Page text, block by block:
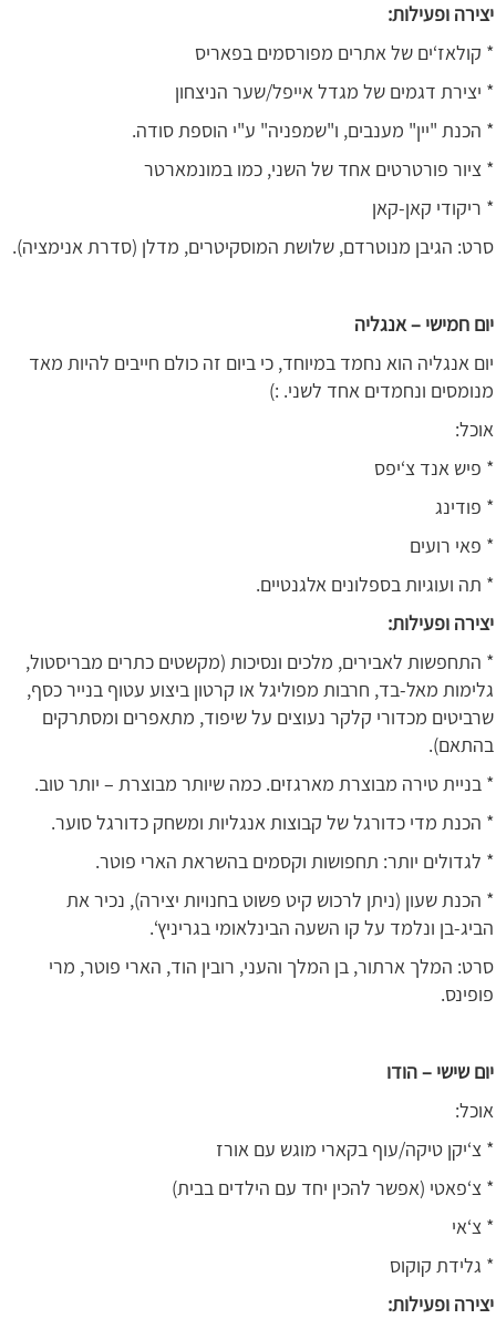
יצירה ופעילות:
* קולאז‘ים של אתרים מפורסמים בפאריס
* יצירת דגמים של מגדל אייפל/שער הניצחון
* הכנת "יין" מענבים, ו"שמפניה" ע"י הוספת סודה.
* ציור פורטרטים אחד של השני, כמו במונמארטר
* ריקודי קאן-קאן
סרט: הגיבן מנוטרדם, שלושת המוסקיטרים, מדלן (סדרת אנימציה).
יום חמישי – אנגליה
יום אנגליה הוא נחמד במיוחד, כי ביום זה כולם חייבים להיות מאד
מנומסים ונחמדים אחד לשני. :)
אוכל:
* פיש אנד צ‘יפס
* פודינג
* פאי רועים
* תה ועוגיות בספלונים אלגנטיים.
יצירה ופעילות:
* התחפשות לאבירים, מלכים ונסיכות (מקשטים כתרים מבריסטול,
גלימות מאל-בד, חרבות מפוליגל או קרטון ביצוע עטוף בנייר כסף,
שרביטים מכדורי קלקר נעוצים על שיפוד, מתאפרים ומסתרקים
בהתאם).
* בניית טירה מבוצרת מארגזים. כמה שיותר מבוצרת – יותר טוב.
* הכנת מדי כדורגל של קבוצות אנגליות ומשחק כדורגל סוער.
* לגדולים יותר: תחפושות וקסמים בהשראת הארי פוטר.
* הכנת שעון (ניתן לרכוש קיט פשוט בחנויות יצירה), נכיר את
הביג-בן ונלמד על קו השעה הבינלאומי בגריניץ‘.
סרט: המלך ארתור, בן המלך והעני, רובין הוד, הארי פוטר, מרי
פופינס.
יום שישי – הודו
אוכל:
* צ‘יקן טיקה/עוף בקארי מוגש עם אורז
* צ‘פאטי (אפשר להכין יחד עם הילדים בבית)
* צ‘אי
* גלידת קוקוס
יצירה ופעילות: